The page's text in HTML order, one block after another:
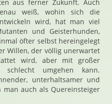
aus ferner Zukunft. Auch
weiß, wohin sich die
wird, hat man viel
und Geisterhunden,
öfter selbst hereingelegt
Willen, der völlig unerwartet
wird, aber mit großer
umgehen kann.
unterhaltsamer und
man auch als Quereinsteiger